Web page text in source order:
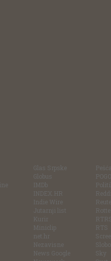
Glas Srpske
Globus
IMDb
INDEX.HR
Indie Wire
Jutarnji list
Kurir
Miniclip
net.hr
Nezavisne
News Google
POGO
RTRS
RTS
Sky